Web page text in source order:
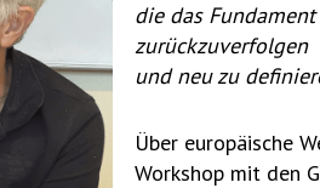
die das
zurückzuverfolgen
und neu zu
Über europäische
Workshop mit den